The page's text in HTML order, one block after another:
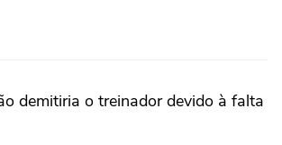
demitiria o treinador devido à falta